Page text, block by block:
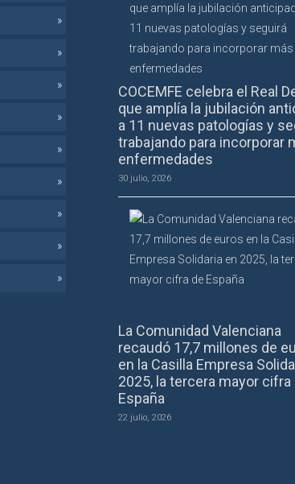
COCEMFE celebra el Real
que amplía la jubilación
a 11 nuevas patologías y
trabajando para incorporar
enfermedades
30 julio, 2026
La Comunidad Valenciana
recaudó 17,7 millones de
en la Casilla Empresa
2025, la tercera mayor cifra
España
22 julio, 2026